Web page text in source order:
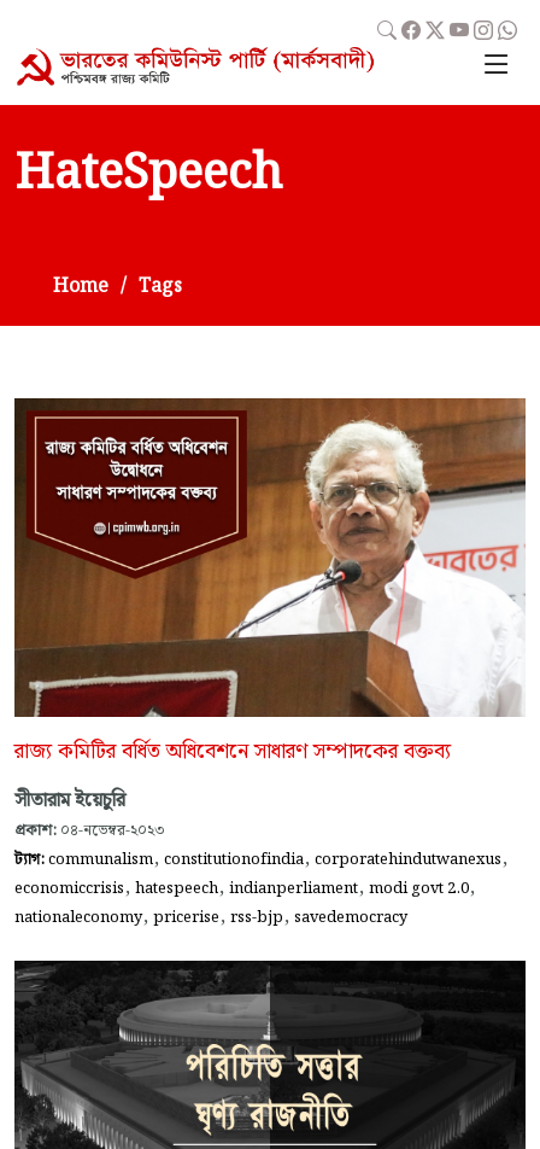
HateSpeech
Home Tags
রাজ্য কমিটির বর্ধিত অধিবেশনে সাধারণ সম্পাদকের বক্তব্য
সীতারাম ইয়েচুরি
প্রকাশ: ০৪-নভেম্বর-২০২৩
ট্যাগ:communalism, constitutionofindia, corporatehindutwanexus,
economiccrisis, hatespeech, indianperliament, modi govt 2.0,
nationaleconomy, pricerise, rss-bjp, savedemocracy